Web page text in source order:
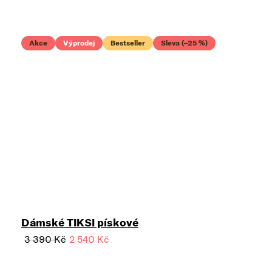
Akce Výprodej Bestseller Sleva (–25 %)
Dámské TIKSI pískové
3 390 Kč 2 540 Kč